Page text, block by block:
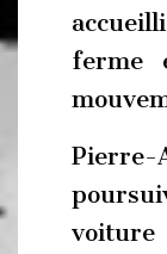
ferme